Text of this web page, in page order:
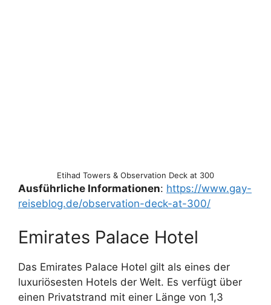
Etihad Towers & Observation Deck at 300
Ausführliche Informationen: https://www.gay-
reiseblog.de/observation-deck-at-300/
Emirates Palace Hotel
Das Emirates Palace Hotel gilt als eines der
luxuriösesten Hotels der Welt. Es verfügt über
einen Privatstrand mit einer Länge von 1,3